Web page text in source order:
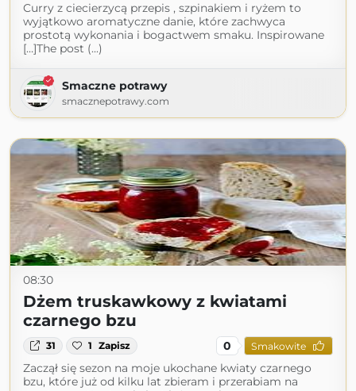
Curry z ciecierzycą przepis , szpinakiem i ryżem to
wyjątkowo aromatyczne danie, które zachwyca
prostotą wykonania i bogactwem smaku. Inspirowane
[…]The post (...)
Smaczne potrawy
smacznepotrawy.com
08:30
Dżem truskawkowy z kwiatami
czarnego bzu
31 1 Zapisz 0 Smakowite
Zaczął się sezon na moje ukochane kwiaty czarnego
bzu, które już od kilku lat zbieram i przerabiam na